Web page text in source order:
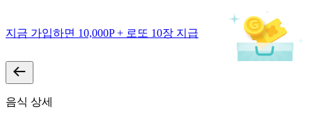
지금 가입하면 10,000P + 로또 10장 지급
음식 상세